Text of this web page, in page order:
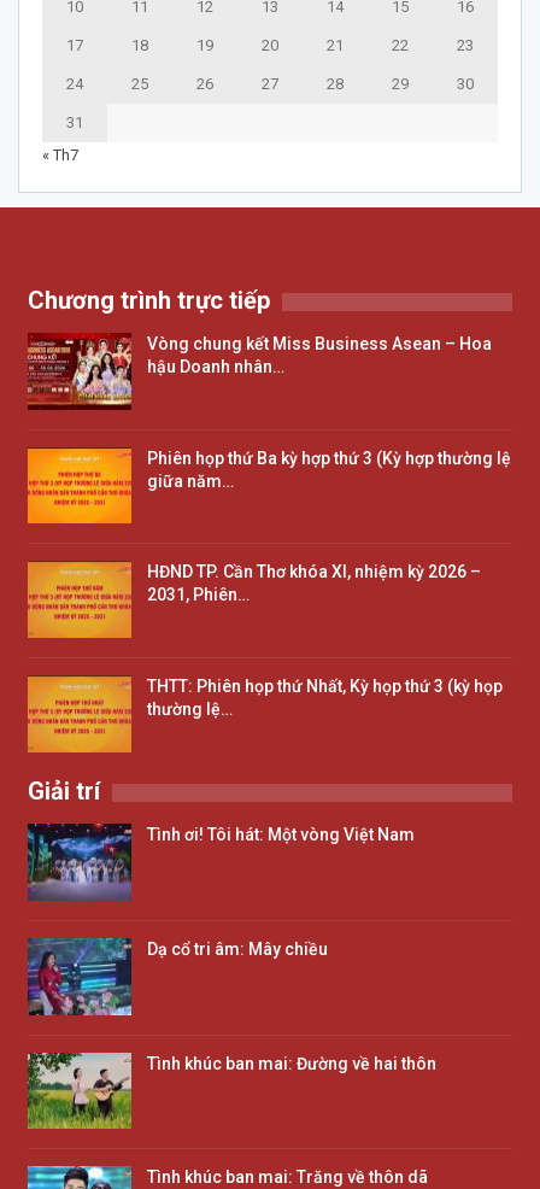
10 11 12 13 14 15 16
17 18 19 20 21 22 23
24 25 26 27 28 29 30
31
« Th7
Chương trình trực tiếp
Vòng chung kết Miss Business Asean – Hoa
hậu Doanh nhân…
Phiên họp thứ Ba kỳ hợp thứ 3 (Kỳ hợp thường lệ
giữa năm…
HĐND TP. Cần Thơ khóa XI, nhiệm kỳ 2026 –
2031, Phiên…
THTT: Phiên họp thứ Nhất, Kỳ họp thứ 3 (kỳ họp
thường lệ…
Giải trí
Tình ơi! Tôi hát: Một vòng Việt Nam
Dạ cổ tri âm: Mây chiều
Tình khúc ban mai: Đường về hai thôn
Tình khúc ban mai: Trăng về thôn dã